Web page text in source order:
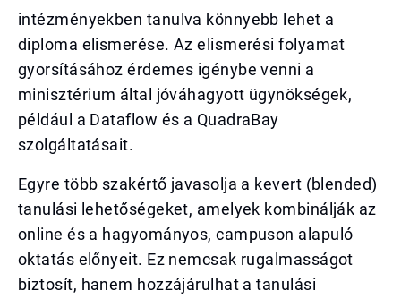
intézményekben tanulva könnyebb lehet a
diploma elismerése. Az elismerési folyamat
gyorsításához érdemes igénybe venni a
minisztérium által jóváhagyott ügynökségek,
például a Dataflow és a QuadraBay
szolgáltatásait.
Egyre több szakértő javasolja a kevert (blended)
tanulási lehetőségeket, amelyek kombinálják az
online és a hagyományos, campuson alapuló
oktatás előnyeit. Ez nemcsak rugalmasságot
biztosít, hanem hozzájárulhat a tanulási